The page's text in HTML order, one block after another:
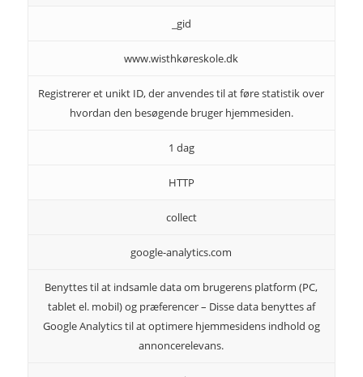
_gid
www.wisthkøreskole.dk
Registrerer et unikt ID, der anvendes til at føre statistik over
hvordan den besøgende bruger hjemmesiden.
1 dag
HTTP
collect
google-analytics.com
Benyttes til at indsamle data om brugerens platform (PC,
tablet el. mobil) og præferencer – Disse data benyttes af
Google Analytics til at optimere hjemmesidens indhold og
annoncerelevans.